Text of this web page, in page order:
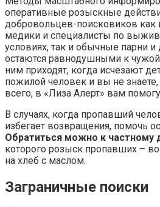
оперативные розыскные
добровольцев-поисковиков как
медики и специалисты по
условиях, так и обычные парни и
остаются равнодушными к
ним приходят, когда исчезают
пожилой человек и вы не знаете,
всего, в «Лиза Алерт» вам
В случаях, когда пропавший
избегает возвращения, помочь
Обратиться можно к частному
которого розыск пропавших –
на хлеб с маслом.
Заграничные поиски